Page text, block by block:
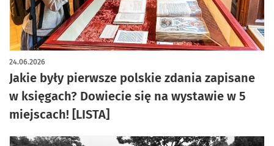
Jakie były pierwsze polskie zdania zapisane
w księgach? Dowiecie się na wystawie w 5
miejscach! [LISTA]
24.06.2026